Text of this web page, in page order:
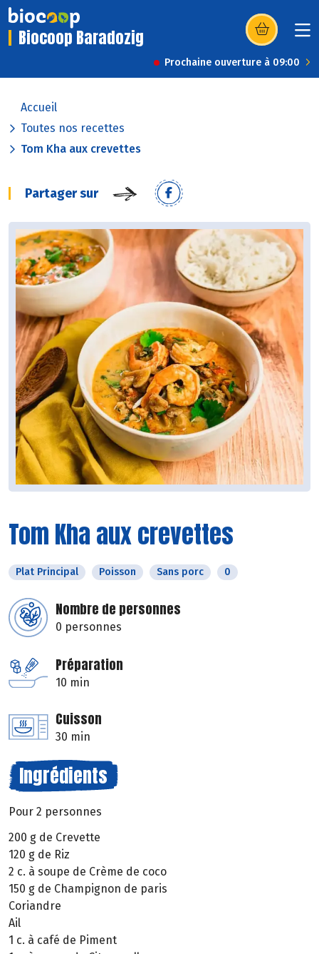
Biocoop Baradozig (s’ouvre dans
Prochaine ouverture à 09:00
Accueil
Toutes nos recettes
Tom Kha aux crevettes
Partager sur
Tom Kha aux crevettes
Plat Principal Poisson Sans porc 0
Nombre de personnes
0 personnes
Préparation
10 min
Cuisson
30 min
Ingrédients
Pour 2 personnes
200 g de Crevette
120 g de Riz
2 c. à soupe de Crème de coco
150 g de Champignon de paris
Coriandre
Ail
1 c. à café de Piment